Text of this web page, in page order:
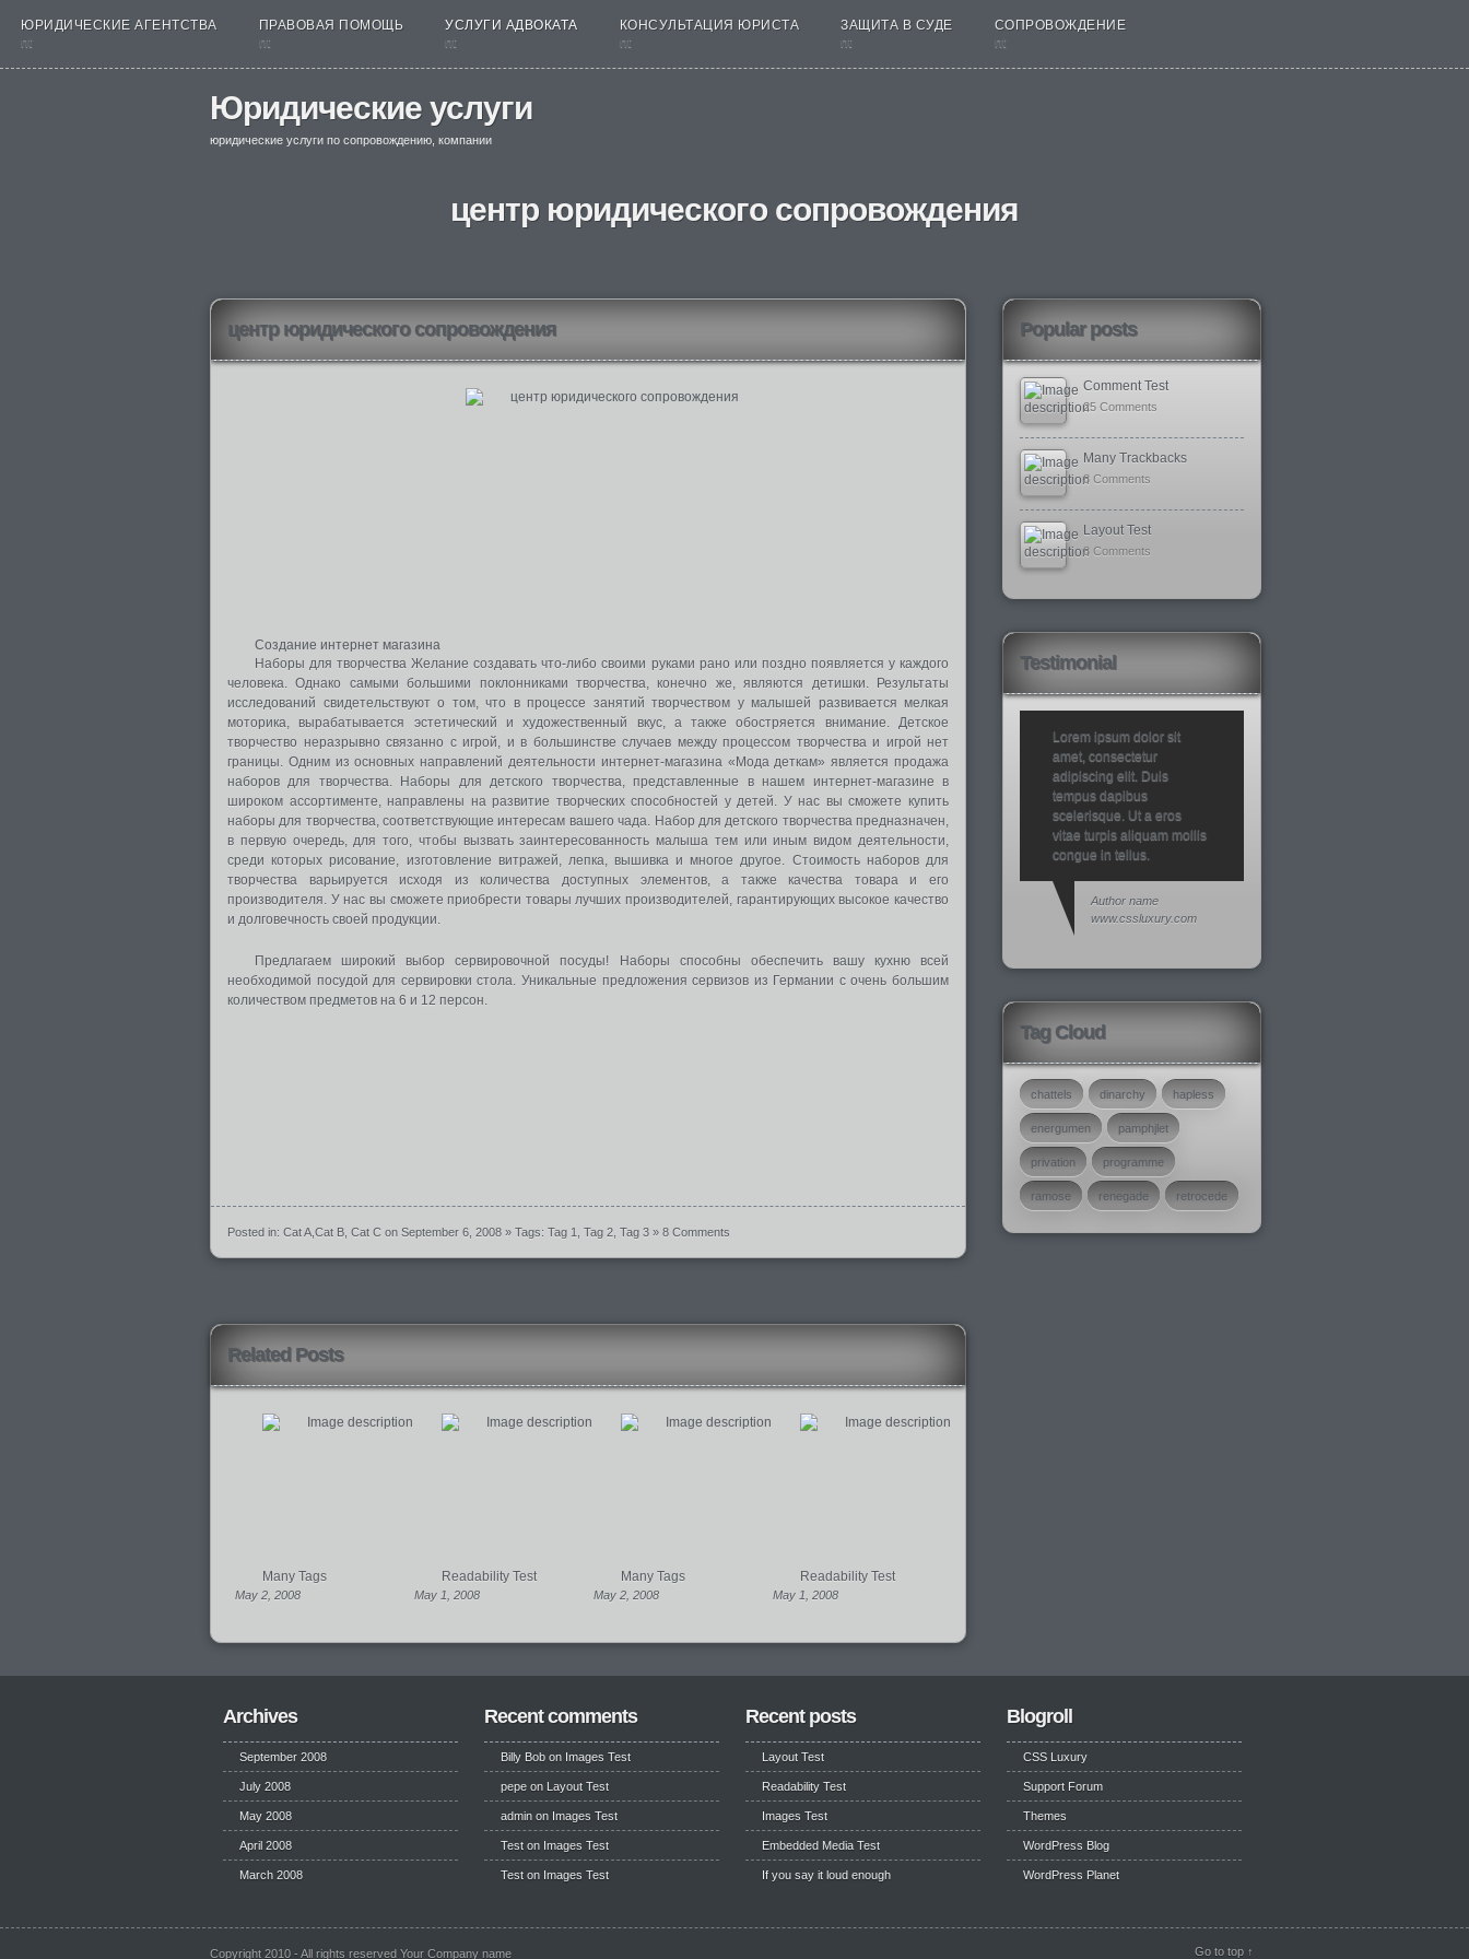
ЮРИДИЧЕСКИЕ АГЕНТСТВА
nt
ПРАВОВАЯ ПОМОЩЬ
nt
УСЛУГИ АДВОКАТА
nt
КОНСУЛЬТАЦИЯ ЮРИСТА
nt
ЗАЩИТА В СУДЕ
nt
СОПРОВОЖДЕНИЕ
nt
Юридические услуги
юридические услуги по сопровождению, компании
центр юридического сопровождения
центр юридического сопровождения
Создание интернет магазина
Наборы для творчества Желание создавать что-либо своими руками рано или поздно появляется у каждого
человека. Однако самыми большими поклонниками творчества, конечно же, являются детишки. Результаты
исследований свидетельствуют о том, что в процессе занятий творчеством у малышей развивается мелкая
моторика, вырабатывается эстетический и художественный вкус, а также обостряется внимание. Детское
творчество неразрывно связанно с игрой, и в большинстве случаев между процессом творчества и игрой нет
границы. Одним из основных направлений деятельности интернет-магазина «Мода деткам» является продажа
наборов для творчества. Наборы для детского творчества, представленные в нашем интернет-магазине в
широком ассортименте, направлены на развитие творческих способностей у детей. У нас вы сможете купить
наборы для творчества, соответствующие интересам вашего чада. Набор для детского творчества предназначен,
в первую очередь, для того, чтобы вызвать заинтересованность малыша тем или иным видом деятельности,
среди которых рисование, изготовление витражей, лепка, вышивка и многое другое. Стоимость наборов для
творчества варьируется исходя из количества доступных элементов, а также качества товара и его
производителя. У нас вы сможете приобрести товары лучших производителей, гарантирующих высокое качество
и долговечность своей продукции.
Предлагаем широкий выбор сервировочной посуды! Наборы способны обеспечить вашу кухню всей
необходимой посудой для сервировки стола. Уникальные предложения сервизов из Германии с очень большим
количеством предметов на 6 и 12 персон.
Posted in: Cat A Cat B Cat C on September 6, 2008 » Tags: Tag 1 Tag 2 Tag 3 » 8 Comments
Related Posts
Many Tags
May 2, 2008
Readability Test
May 1, 2008
Many Tags
May 2, 2008
Readability Test
May 1, 2008
Popular posts
Comment Test
25 Comments
Many Trackbacks
8 Comments
Layout Test
8 Comments
Testimonial
Lorem ipsum dolor sit
amet, consectetur
adipiscing elit. Duis
tempus dapibus
scelerisque. Ut a eros
vitae turpis aliquam mollis
congue in tellus.
Author name
www.cssluxury.com
Tag Cloud
chattels dinarchy hapless
energumen pamphjlet
privation programme
ramose renegade retrocede
Archives
September 2008
July 2008
May 2008
April 2008
March 2008
Recent comments
Billy Bob on Images Test
pepe on Layout Test
admin on Images Test
Test on Images Test
Test on Images Test
Recent posts
Layout Test
Readability Test
Images Test
Embedded Media Test
If you say it loud enough
Blogroll
CSS Luxury
Support Forum
Themes
WordPress Blog
WordPress Planet
Copyright 2010 - All rights reserved Your Company name Go to top ↑